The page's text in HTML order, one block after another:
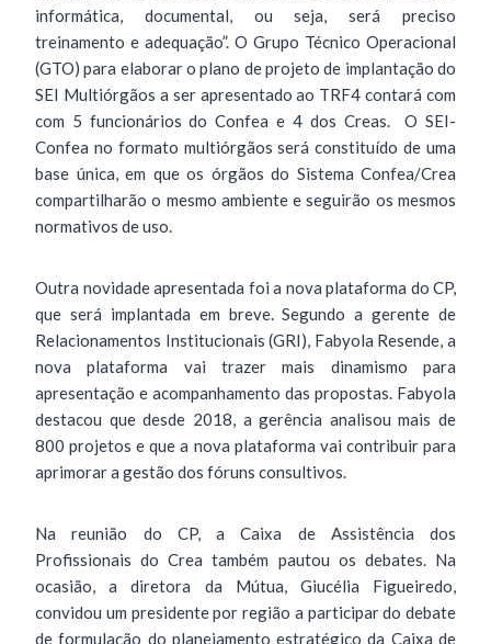
informática, documental, ou seja, será preciso
treinamento e adequação”. O Grupo Técnico Operacional
(GTO) para elaborar o plano de projeto de implantação do
SEI Multiórgãos a ser apresentado ao TRF4 contará com
com 5 funcionários do Confea e 4 dos Creas. O SEI-
Confea no formato multiórgãos será constituído de uma
base única, em que os órgãos do Sistema Confea/Crea
compartilharão o mesmo ambiente e seguirão os mesmos
normativos de uso.
Outra novidade apresentada foi a nova plataforma do CP,
que será implantada em breve. Segundo a gerente de
Relacionamentos Institucionais (GRI), Fabyola Resende, a
nova plataforma vai trazer mais dinamismo para
apresentação e acompanhamento das propostas. Fabyola
destacou que desde 2018, a gerência analisou mais de
800 projetos e que a nova plataforma vai contribuir para
aprimorar a gestão dos fóruns consultivos.
Na reunião do CP, a Caixa de Assistência dos
Profissionais do Crea também pautou os debates. Na
ocasião, a diretora da Mútua, Giucélia Figueiredo,
convidou um presidente por região a participar do debate
de formulação do planejamento estratégico da Caixa de